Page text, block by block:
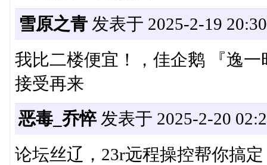
雪原之青发表于 2025-2-19
我比二楼便宜！，佳企鹅 『逸
接受再来
恶毒_乔悴发表于 2025-2-20
论坛丝辽，23r远程操控帮你搞定